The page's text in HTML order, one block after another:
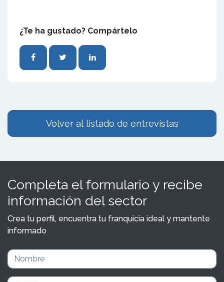
¿Te ha gustado? Compártelo
Volver al listado de entrevistas
Completa el formulario y recibe
información del sector
Crea tu perfil, encuentra tu franquicia ideal y mantente
informado